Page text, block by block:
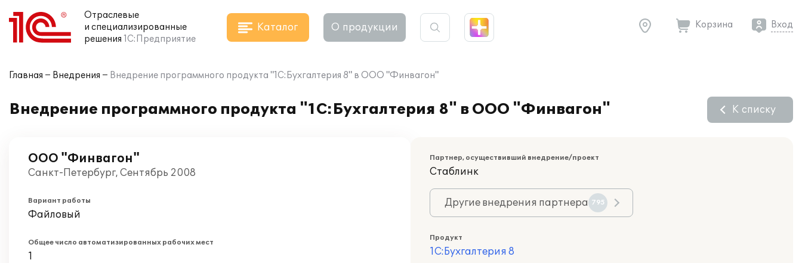
Отраслевые
и специализированные
решения 1С:Предприятие
Каталог О продукции Корзина Вход
Главная Внедрения Внедрение программного продукта "1С:Бухгалтерия 8" в ООО "Финвагон"
Внедрение программного продукта "1С:Бухгалтерия 8" в ООО "Финвагон" К списку
ООО "Финвагон"
Санкт-Петербург, Сентябрь 2008
Вариант работы
Файловый
Общее число автоматизированных рабочих мест
1
Партнер, осуществивший внедрение/проект
Стаблинк
Другие внедрения партнера 795
Продукт
1С:Бухгалтерия 8